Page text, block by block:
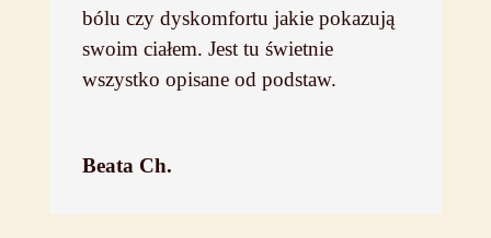
bólu czy dyskomfortu jakie pokazują
swoim ciałem. Jest tu świetnie
wszystko opisane od podstaw.
Beata Ch.